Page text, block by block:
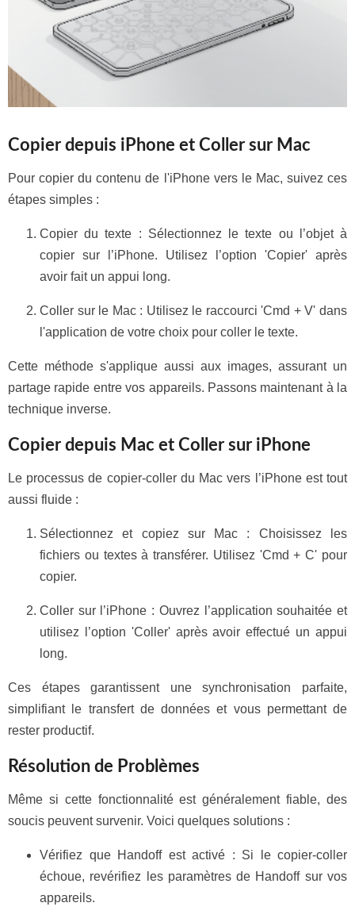
Copier depuis iPhone et Coller sur Mac
Pour copier du contenu de l'iPhone vers le Mac, suivez ces
étapes simples :
Copier du texte : Sélectionnez le texte ou l’objet à
copier sur l’iPhone. Utilisez l’option 'Copier' après
avoir fait un appui long.
Coller sur le Mac : Utilisez le raccourci 'Cmd + V' dans
l'application de votre choix pour coller le texte.
Cette méthode s'applique aussi aux images, assurant un
partage rapide entre vos appareils. Passons maintenant à la
technique inverse.
Copier depuis Mac et Coller sur iPhone
Le processus de copier-coller du Mac vers l’iPhone est tout
aussi fluide :
Sélectionnez et copiez sur Mac : Choisissez les
fichiers ou textes à transférer. Utilisez 'Cmd + C' pour
copier.
Coller sur l’iPhone : Ouvrez l’application souhaitée et
utilisez l’option 'Coller' après avoir effectué un appui
long.
Ces étapes garantissent une synchronisation parfaite,
simplifiant le transfert de données et vous permettant de
rester productif.
Résolution de Problèmes
Même si cette fonctionnalité est généralement fiable, des
soucis peuvent survenir. Voici quelques solutions :
Vérifiez que Handoff est activé : Si le copier-coller
échoue, revérifiez les paramètres de Handoff sur vos
appareils.